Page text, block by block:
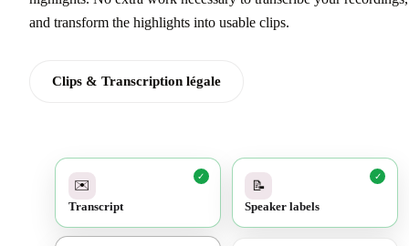
and transform the highlights into usable clips.
Clips & Transcription légale
✉️
Transcript
✓
📝
Speaker labels
✓